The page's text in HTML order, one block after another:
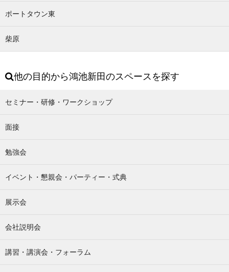
ポートタウン東
柴原
他の目的から鴻池新田のスペースを探す
セミナー・研修・ワークショップ
面接
勉強会
イベント・懇親会・パーティー・式典
展示会
会社説明会
講習・講演会・フォーラム